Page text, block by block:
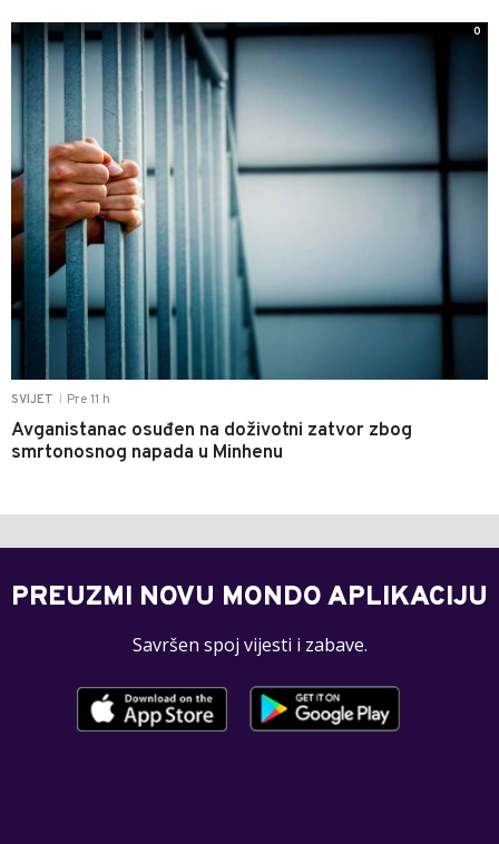
SVIJET Pre 11 h
Avganistanac osuđen na doživotni zatvor zbog
smrtonosnog napada u Minhenu
0
PREUZMI NOVU MONDO APLIKACIJU
Savršen spoj vijesti i zabave.